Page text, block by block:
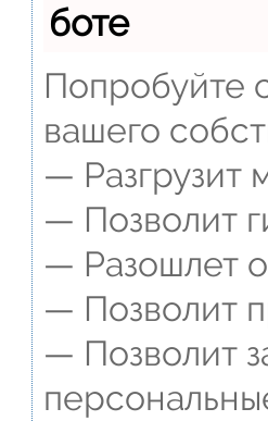
боте
Попробуйте
вашего
— Разгрузит
— Позволит
— Разошлет
— Позволит
— Позволит